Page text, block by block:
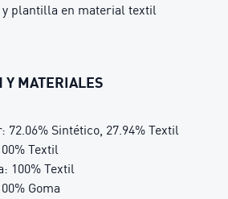
plantilla en material textil
Y MATERIALES
72.06% Sintético, 27.94% Textil
Textil
100% Textil
Goma